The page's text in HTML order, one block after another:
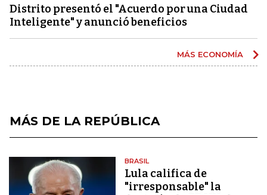
Distrito presentó el "Acuerdo por una Ciudad
Inteligente" y anunció beneficios
MÁS ECONOMÍA
MÁS DE LA REPÚBLICA
BRASIL
Lula califica de
"irresponsable" la